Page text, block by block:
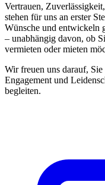
Vertrauen,
stehen für uns an erster
Wünsche und entwickeln
– unabhängig davon, ob
vermieten oder mieten
Wir freuen uns darauf,
Engagement und
begleiten.